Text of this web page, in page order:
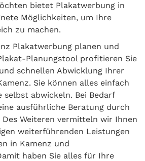
bietet Plakatwerbung in
Möglichkeiten, um Ihre
zu machen.
Plakatwerbung planen und
Planungstool profitieren Sie
schnellen Abwicklung Ihrer
Sie können alles einfach
selbst abwickeln. Bei Bedarf
ausführliche Beratung durch
Des Weiteren vermitteln wir Ihnen
weiterführenden Leistungen
in Kamenz und
haben Sie alles für Ihre